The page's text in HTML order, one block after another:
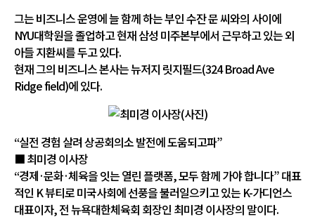
그는 비즈니스 운영에 늘 함께 하는 부인 수잔 문 씨와의 사이에
NYU대학원을 졸업하고 현재 삼성 미주본부에서 근무하고 있는 외
아들 지환씨를 두고 있다.
현재 그의 비즈니스 본사는 뉴저지 릿지필드(324 Broad Ave
Ridge field)에 있다.
“실전 경험 살려 상공회의소 발전에 도움되고파”
■ 최미경 이사장
“경제·문화·체육을 잇는 열린 플랫폼, 모두 함께 가야 합니다” 대표
적인 K 뷰티로 미국사회에 선풍을 불러일으키고 있는 K-가디언스
대표이자, 전 뉴욕대한체육회 회장인 최미경 이사장의 말이다.